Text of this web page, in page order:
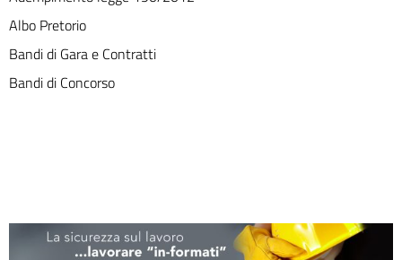
Albo Pretorio
Bandi di Gara e Contratti
Bandi di Concorso